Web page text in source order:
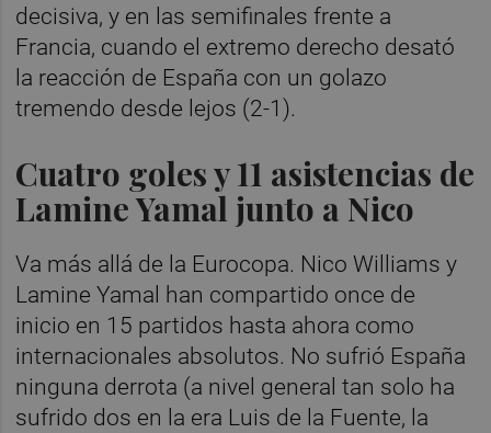
decisiva, y en las semifinales frente a
Francia, cuando el extremo derecho desató
la reacción de España con un golazo
tremendo desde lejos (2-1).
Cuatro goles y 11 asistencias de
Lamine Yamal junto a Nico
Va más allá de la Eurocopa. Nico Williams y
Lamine Yamal han compartido once de
inicio en 15 partidos hasta ahora como
internacionales absolutos. No sufrió España
ninguna derrota (a nivel general tan solo ha
sufrido dos en la era Luis de la Fuente, la